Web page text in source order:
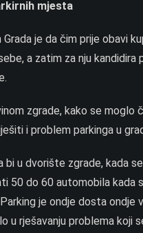
mjesta
Grada je da čim prije obavi
a zatim za nju kandidira
zgrade, kako se moglo
i problem parkinga u
bi u dvorište zgrade, kada
50 do 60 automobila kada
je ondje dosta ondje
u rješavanju problema koji